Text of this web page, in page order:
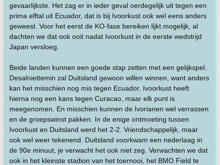
gevaarlijkste. Het zag er in ieder geval oerdegelijk uit tegen een
prima elftal uit Ecuador, dat is bij Ivoorkust ook wel eens anders
geweest. Voor het eerst de KO-fase bereiken lijkt mogelijk, al
dachten we dat ook ooit nadat Ivoorkust in de eerste wedstrijd
Japan versloeg.
Beide landen kunnen een goede stap zetten met een gelijkspel.
Desalniettemin zal Duitsland gewoon willen winnen, want anders
kan het misschien nog mis tegen Ecuador. Ivoorkust heeft
hierna nog een kans tegen Curacao, maar elk punt is
meegenomen. En misschien kunnen de Ivorianen wel verrassen
en de groepswinst pakken. In de enige ontmoeting tussen
Ivoorkust en Duitsland werd het 2-2. Vriendschappelijk, maar
ook wel weer tekenend. Duitsland voorkwam een nederlaag in
de 90e minuut, je verwacht het ook niet zeg. Verwachten we dat
ook in het kleinste stadion van het toernooi, het BMO Field te